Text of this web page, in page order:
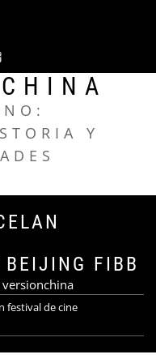
Y
BEIJING FIBB
versionchina
festival de cine